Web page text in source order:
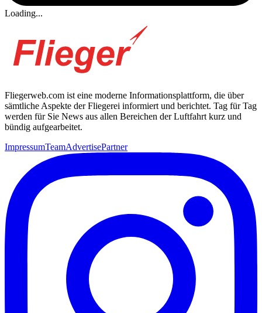
Loading...
Fliegerweb.com ist eine moderne Informationsplattform, die über
sämtliche Aspekte der Fliegerei informiert und berichtet. Tag für Tag
werden für Sie News aus allen Bereichen der Luftfahrt kurz und
bündig aufgearbeitet.
ImpressumTeamAdvertisePartner